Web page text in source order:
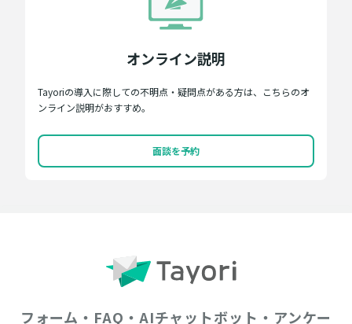
オンライン説明
Tayoriの導入に際しての不明点・疑問点がある方は、こちらのオ
ンライン説明がおすすめ。
面談を予約
フォーム・FAQ・AIチャットボット・アンケー